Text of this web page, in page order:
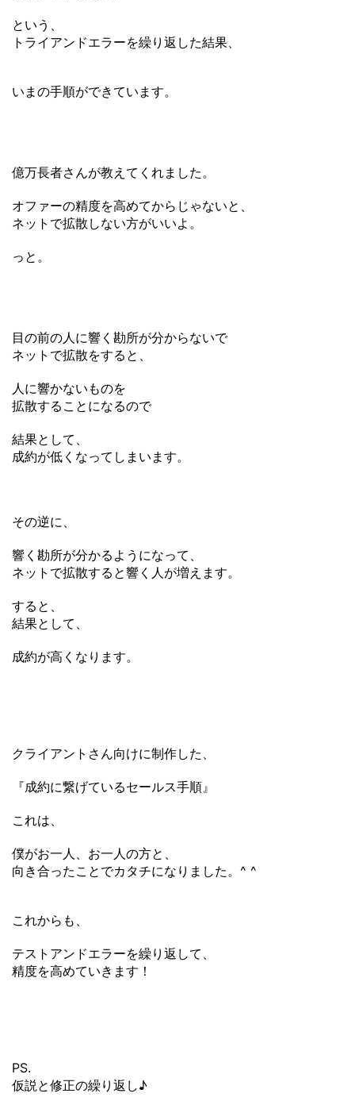
という、
トライアンドエラーを繰り返した結果、
いまの手順ができています。
億万長者さんが教えてくれました。
オファーの精度を高めてからじゃないと、
ネットで拡散しない方がいいよ。
っと。
目の前の人に響く勘所が分からないで
ネットで拡散をすると、
人に響かないものを
拡散することになるので
結果として、
成約が低くなってしまいます。
その逆に、
響く勘所が分かるようになって、
ネットで拡散すると響く人が増えます。
すると、
結果として、
成約が高くなります。
クライアントさん向けに制作した、
『成約に繋げているセールス手順』
これは、
僕がお一人、お一人の方と、
向き合ったことでカタチになりました。^ ^
これからも、
テストアンドエラーを繰り返して、
精度を高めていきます！
PS.
仮説と修正の繰り返し♪